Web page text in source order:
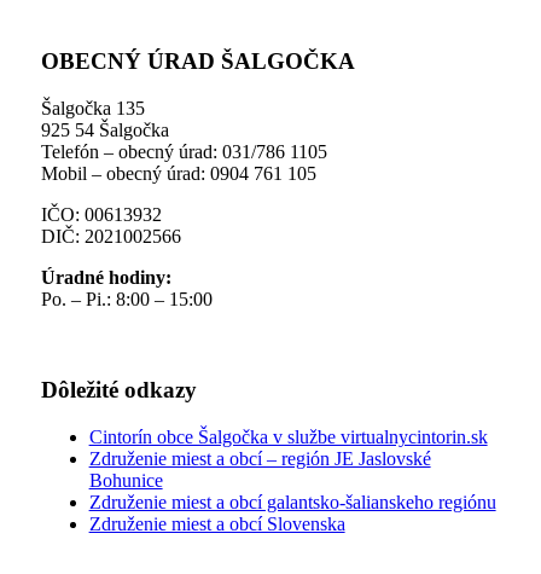
OBECNÝ ÚRAD ŠALGOČKA
Šalgočka 135
925 54 Šalgočka
Telefón – obecný úrad: 031/786 1105
Mobil – obecný úrad: 0904 761 105
IČO: 00613932
DIČ: 2021002566
Úradné hodiny:
Po. – Pi.: 8:00 – 15:00
Dôležité odkazy
Cintorín obce Šalgočka v službe virtualnycintorin.sk
Združenie miest a obcí – región JE Jaslovské
Bohunice
Združenie miest a obcí galantsko-šalianskeho regiónu
Združenie miest a obcí Slovenska